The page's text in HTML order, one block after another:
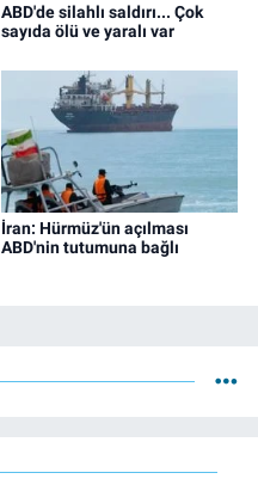
ABD'de silahlı saldırı... Çok
sayıda ölü ve yaralı var
İran: Hürmüz'ün açılması
ABD'nin tutumuna bağlı